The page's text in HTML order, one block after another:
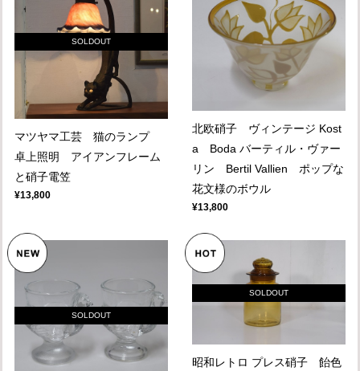
SOLDOUT
マツヤマ工芸 猫のランプ
卓上照明 アイアンフレーム
と硝子電笠
¥13,800
北欧硝子 ヴィンテージ Kost
a Boda バーティル・ヴァー
リン Bertil Vallien ポップな
花文様のボウル
¥13,800
SOLDOUT
SOLDOUT
昭和レトロ プレス硝子 飴色